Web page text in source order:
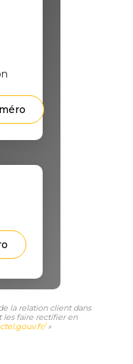
la relation client dans
les faire rectifier en
»